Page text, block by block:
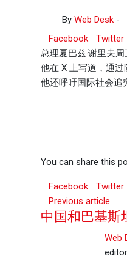
By Web Desk -
Facebook
Twitter
总理夏巴兹·谢里夫
他在 X 上写道，通
他还呼吁国际社会追
You can share this
Facebook
Twitter
Previous article
中国和巴基斯
Web
editor